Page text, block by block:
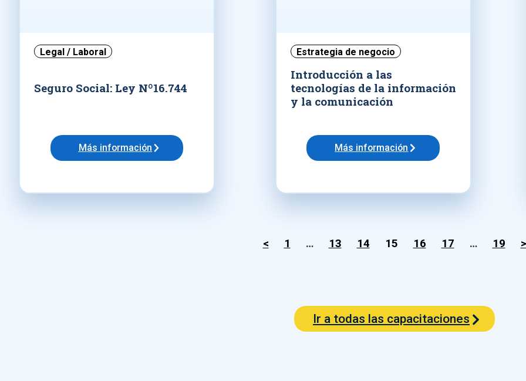
Legal / Laboral
Seguro Social: Ley Nº16.744
Más información
Estrategia de negocio
Introducción a las
tecnologías de la información
y la comunicación
Más información
< 1 … 13 14 15 16 17 … 19 >
Ir a todas las capacitaciones